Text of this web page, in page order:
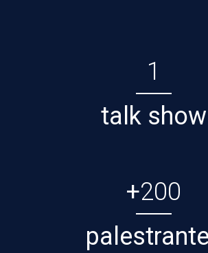
1
talk show
+200